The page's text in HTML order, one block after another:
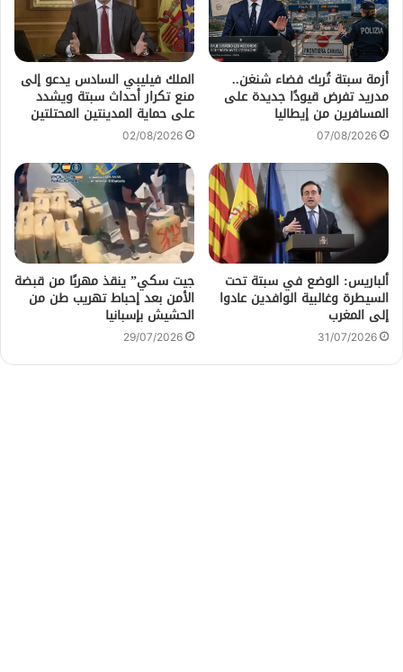
أزمة سبتة تُربك فضاء شنغن..
مدريد تفرض قيودًا جديدة على
المسافرين من إيطاليا
07/08/2026
الملك فيليبي السادس يدعو إلى
منع تكرار أحداث سبتة ويشدد
على حماية المدينتين المحتلتين
02/08/2026
ألباريس: الوضع في سبتة تحت
السيطرة وغالبية الوافدين عادوا
إلى المغرب
31/07/2026
جيت سكي” ينقذ مهربًا من قبضة
الأمن بعد إحباط تهريب طن من
الحشيش بإسبانيا
29/07/2026